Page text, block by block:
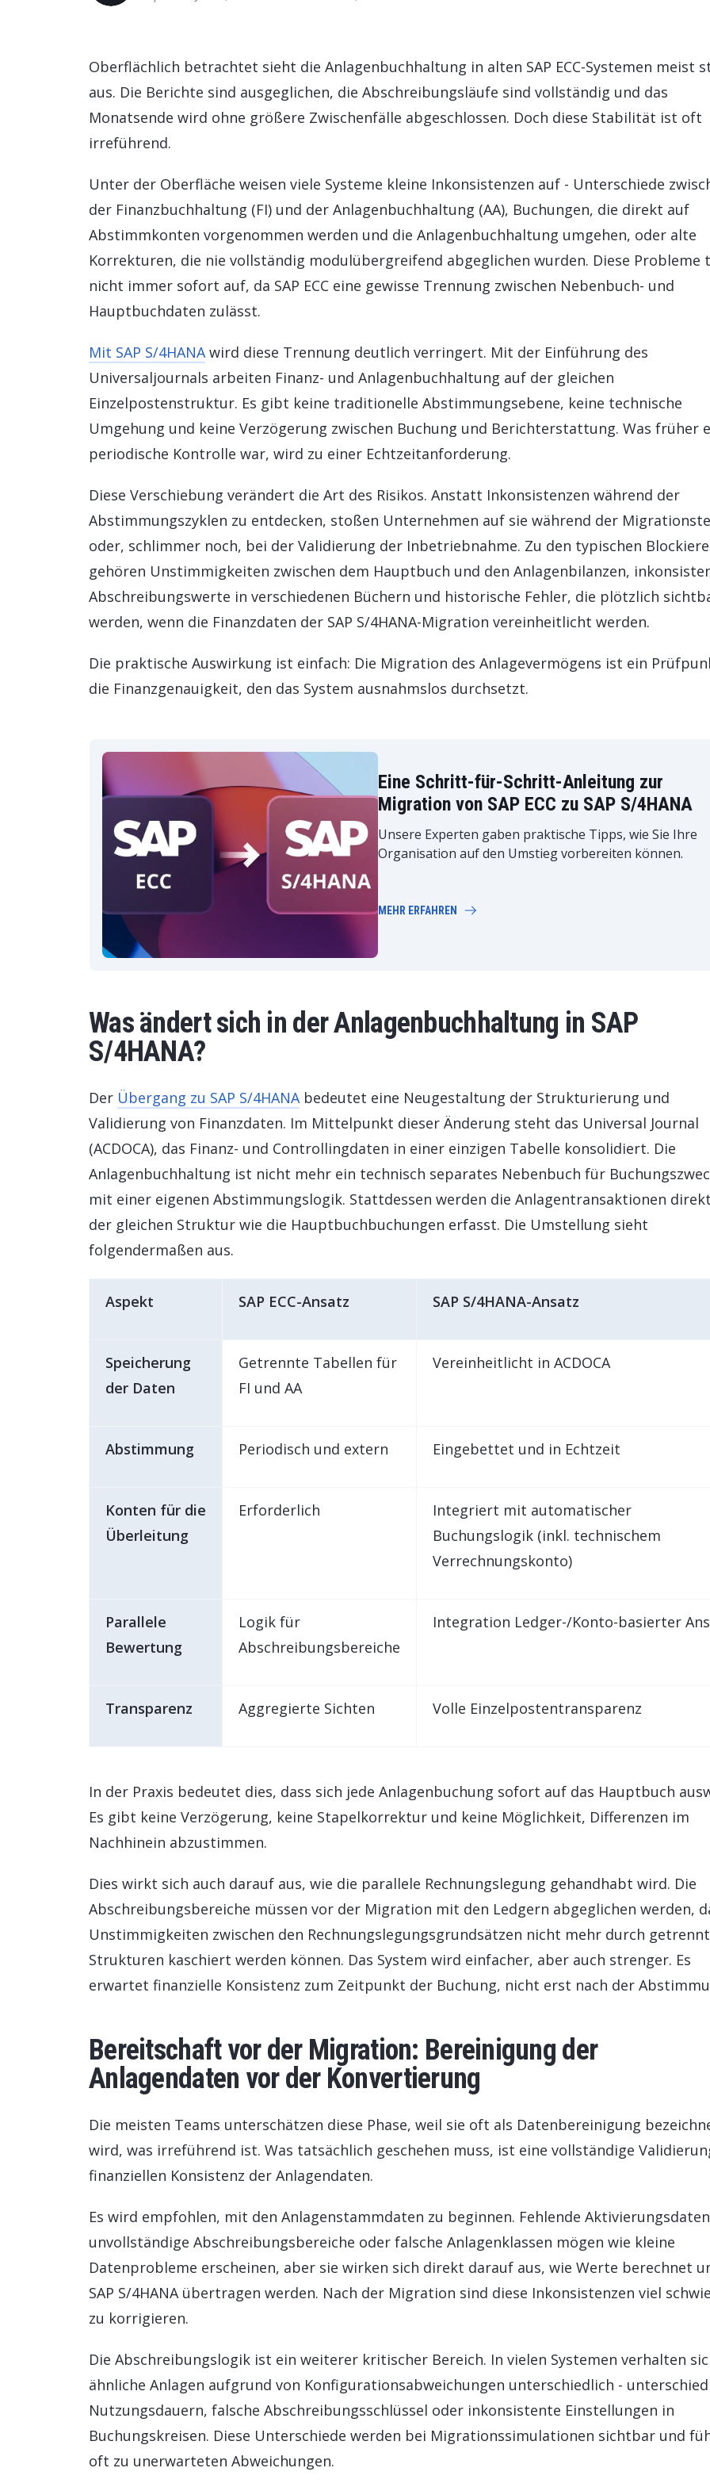
Beratung, Auswahl und Vertrieb von SAP-Lizenzen Intuitive
SAP BTP ABAP Environment
SAP Integration Suite
SAP AI
Nachhaltigkeitslösungen
Oberflächlich betrachtet sieht die Anlagenbuchhaltung in alten SAP ECC-Systemen meist
aus. Die Berichte sind ausgeglichen, die Abschreibungsläufe sind vollständig und das
Monatsende wird ohne größere Zwischenfälle abgeschlossen. Doch diese Stabilität ist oft
irreführend.
Unter der Oberfläche weisen viele Systeme kleine Inkonsistenzen auf - Unterschiede
der Finanzbuchhaltung (FI) und der Anlagenbuchhaltung (AA), Buchungen, die direkt auf
Abstimmkonten vorgenommen werden und die Anlagenbuchhaltung umgehen, oder alte
Korrekturen, die nie vollständig modulübergreifend abgeglichen wurden. Diese Probleme
nicht immer sofort auf, da SAP ECC eine gewisse Trennung zwischen Nebenbuch- und
Hauptbuchdaten zulässt.
Mit SAP S/4HANAwird diese Trennung deutlich verringert. Mit der Einführung des
Universaljournals arbeiten Finanz- und Anlagenbuchhaltung auf der gleichen
Einzelpostenstruktur. Es gibt keine traditionelle Abstimmungsebene, keine technische
Umgehung und keine Verzögerung zwischen Buchung und Berichterstattung. Was früher
periodische Kontrolle war, wird zu einer Echtzeitanforderung.
Diese Verschiebung verändert die Art des Risikos. Anstatt Inkonsistenzen während der
Abstimmungszyklen zu entdecken, stoßen Unternehmen auf sie während der
oder, schlimmer noch, bei der Validierung der Inbetriebnahme. Zu den typischen
gehören Unstimmigkeiten zwischen dem Hauptbuch und den Anlagenbilanzen,
Abschreibungswerte in verschiedenen Büchern und historische Fehler, die plötzlich
werden, wenn die Finanzdaten der SAP S/4HANA-Migration vereinheitlicht werden.
Die praktische Auswirkung ist einfach: Die Migration des Anlagevermögens ist ein
die Finanzgenauigkeit, den das System ausnahmslos durchsetzt.
Eine Schritt-für-Schritt-Anleitung zur
Migration von SAP ECC zu SAP S/4HANA
Unsere Experten gaben praktische Tipps, wie Sie Ihre
Organisation auf den Umstieg vorbereiten können.
MEHR ERFAHREN
Was ändert sich in der Anlagenbuchhaltung in SAP
S/4HANA?
Der Übergang zu SAP S/4HANAbedeutet eine Neugestaltung der Strukturierung und
Validierung von Finanzdaten. Im Mittelpunkt dieser Änderung steht das Universal Journal
(ACDOCA), das Finanz- und Controllingdaten in einer einzigen Tabelle konsolidiert. Die
Anlagenbuchhaltung ist nicht mehr ein technisch separates Nebenbuch für
mit einer eigenen Abstimmungslogik. Stattdessen werden die Anlagentransaktionen
der gleichen Struktur wie die Hauptbuchbuchungen erfasst. Die Umstellung sieht
folgendermaßen aus.
Aspekt SAP ECC-Ansatz SAP S/4HANA-Ansatz
Speicherung
der Daten
Getrennte Tabellen für
FI und AA
Vereinheitlicht in ACDOCA
Abstimmung Periodisch und extern Eingebettet und in Echtzeit
Konten für die
Überleitung
Erforderlich
Integriert mit automatischer
Buchungslogik (inkl. technischem
Verrechnungskonto)
Parallele
Bewertung
Logik für
Abschreibungsbereiche
Integration Ledger-/Konto-basierter
Transparenz Aggregierte Sichten Volle Einzelpostentransparenz
In der Praxis bedeutet dies, dass sich jede Anlagenbuchung sofort auf das Hauptbuch
Es gibt keine Verzögerung, keine Stapelkorrektur und keine Möglichkeit, Differenzen im
Nachhinein abzustimmen.
Dies wirkt sich auch darauf aus, wie die parallele Rechnungslegung gehandhabt wird. Die
Abschreibungsbereiche müssen vor der Migration mit den Ledgern abgeglichen werden,
Unstimmigkeiten zwischen den Rechnungslegungsgrundsätzen nicht mehr durch
Strukturen kaschiert werden können. Das System wird einfacher, aber auch strenger. Es
erwartet finanzielle Konsistenz zum Zeitpunkt der Buchung, nicht erst nach der
Bereitschaft vor der Migration: Bereinigung der
Anlagendaten vor der Konvertierung
Die meisten Teams unterschätzen diese Phase, weil sie oft als Datenbereinigung
wird, was irreführend ist. Was tatsächlich geschehen muss, ist eine vollständige
finanziellen Konsistenz der Anlagendaten.
Es wird empfohlen, mit den Anlagenstammdaten zu beginnen. Fehlende
unvollständige Abschreibungsbereiche oder falsche Anlagenklassen mögen wie kleine
Datenprobleme erscheinen, aber sie wirken sich direkt darauf aus, wie Werte berechnet
SAP S/4HANA übertragen werden. Nach der Migration sind diese Inkonsistenzen viel
zu korrigieren.
Die Abschreibungslogik ist ein weiterer kritischer Bereich. In vielen Systemen verhalten
ähnliche Anlagen aufgrund von Konfigurationsabweichungen unterschiedlich -
Nutzungsdauern, falsche Abschreibungsschlüssel oder inkonsistente Einstellungen in
Buchungskreisen. Diese Unterschiede werden bei Migrationssimulationen sichtbar und
oft zu unerwarteten Abweichungen.